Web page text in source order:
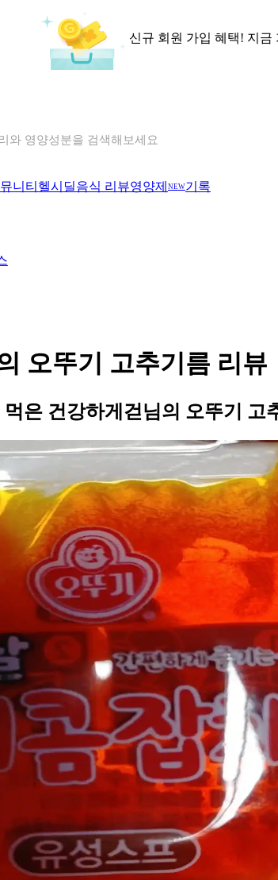
신규 회원 가입 혜택! 지금
다이어트 음식 검색해보세요
니티 헬시딜음식 리뷰영양제 NEW기록
오뚜기 고추기름 리뷰
은 건강하게걷님의 오뚜기 고